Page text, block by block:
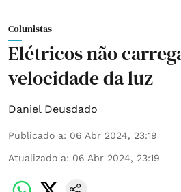
Colunistas
Elétricos não
velocidade da luz
Daniel Deusdado
Publicado a: 06 Abr 2024, 23:19
Atualizado a: 06 Abr 2024, 23:19